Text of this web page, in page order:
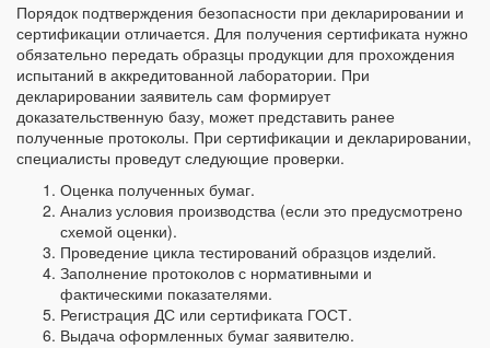
Порядок подтверждения безопасности при декларировании и
сертификации отличается. Для получения сертификата нужно
обязательно передать образцы продукции для прохождения
испытаний в аккредитованной лаборатории. При
декларировании заявитель сам формирует
доказательственную базу, может представить ранее
полученные протоколы. При сертификации и декларировании,
специалисты проведут следующие проверки.
Оценка полученных бумаг.
Анализ условия производства (если это предусмотрено
схемой оценки).
Проведение цикла тестирований образцов изделий.
Заполнение протоколов с нормативными и
фактическими показателями.
Регистрация ДС или сертификата ГОСТ.
Выдача оформленных бумаг заявителю.